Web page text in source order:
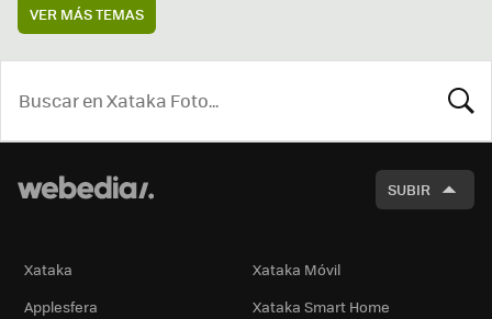
VER MÁS TEMAS
SUBIR
Xataka
Xataka Móvil
Applesfera
Xataka Smart Home